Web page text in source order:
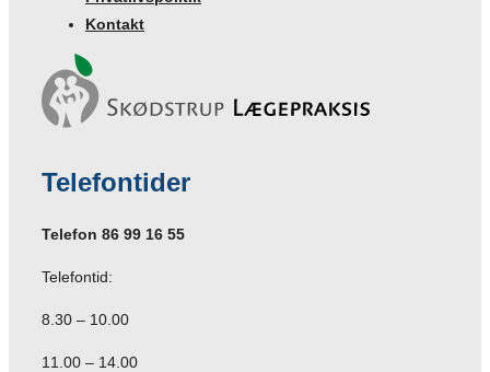
Kontakt
Telefontider
Telefon 86 99 16 55
Telefontid:
8.30 – 10.00
11.00 – 14.00